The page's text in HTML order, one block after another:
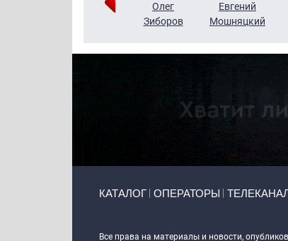
Григорий
Олег
Зиборов
Евгений
Мошняцкий
КАТАЛОГ ОПЕРАТОРЫ
Все права на материалы и новости,